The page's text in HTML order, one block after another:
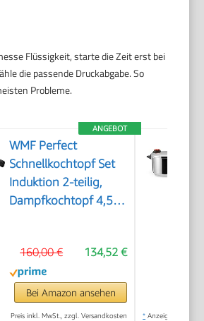
Flüssigkeit, starte die Zeit erst bei
die passende Druckabgabe. So
Probleme.
ANGEBOT
WMF Perfect
Schnellkochtopf Set
Induktion 2-teilig,
Dampfkochtopf 4,5l +
poliert, 2 Kochstufen,
Einhand-
Kochstufenregler
134,52 €
160,00 €
Bei Amazon ansehen
Preis inkl. MwSt., zzgl. Versandkosten * Anzeige